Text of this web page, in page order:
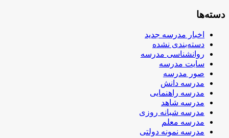
دسته‌ها
اخبار مدرسه جدید
دسته‌بندی نشده
روانشناسی مدرسه
سایت مدرسه
صور مدرسه
مدرسه دانش
مدرسه راهنمایی
مدرسه شاهد
مدرسه شبانه روزی
مدرسه معلم
مدرسه نمونه دولتی